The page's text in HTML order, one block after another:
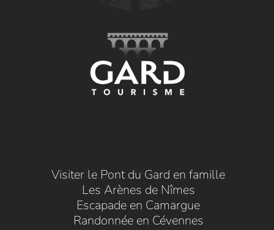
Visiter le Pont du Gard en famille
Les Arènes de Nîmes
Escapade en Camargue
Randonnée en Cévennes